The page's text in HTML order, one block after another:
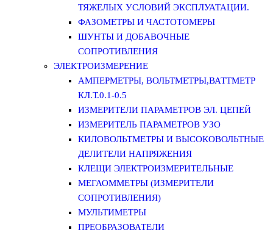
ТЯЖЕЛЫХ УСЛОВИЙ ЭКСПЛУАТАЦИИ.
ФАЗОМЕТРЫ И ЧАСТОТОМЕРЫ
ШУНТЫ И ДОБАВОЧНЫЕ
СОПРОТИВЛЕНИЯ
ЭЛЕКТРОИЗМЕРЕНИЕ
АМПЕРМЕТРЫ, ВОЛЬТМЕТРЫ,ВАТТМЕТР
КЛ.Т.0.1-0.5
ИЗМЕРИТЕЛИ ПАРАМЕТРОВ ЭЛ. ЦЕПЕЙ
ИЗМЕРИТЕЛЬ ПАРАМЕТРОВ УЗО
КИЛОВОЛЬТМЕТРЫ И ВЫСОКОВОЛЬТНЫЕ
ДЕЛИТЕЛИ НАПРЯЖЕНИЯ
КЛЕЩИ ЭЛЕКТРОИЗМЕРИТЕЛЬНЫЕ
МЕГАОММЕТРЫ (ИЗМЕРИТЕЛИ
СОПРОТИВЛЕНИЯ)
МУЛЬТИМЕТРЫ
ПРЕОБРАЗОВАТЕЛИ